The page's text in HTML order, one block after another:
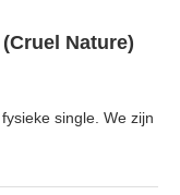
Nature)
single. We zijn